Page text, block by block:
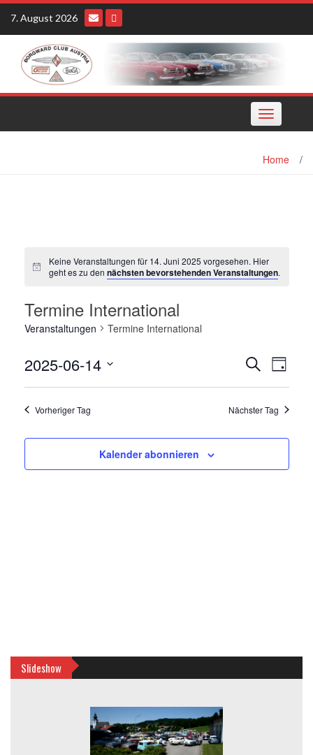
Skip
content
7. August 2026
Toggle
navigation
Home /
Keine Veranstaltungen für 14. Juni 2025 vorgesehen. Hier
geht es zu den nächsten bevorstehenden Veranstaltungen.
Termine International
Veranstaltungen Termine International
Suche
und
Navigation
SucheTag
2025-06-14
Vorheriger Tag Nächster Tag
Kalender abonnieren
Slideshow